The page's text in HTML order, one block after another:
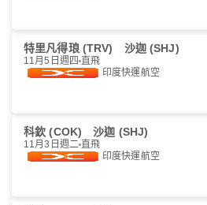
特里凡得琅 (TRV) 沙迦 (SHJ)
11月5日週四 直飛
印度快運航空
科欽 (COK) 沙迦 (SHJ)
11月3日週二 直飛
印度快運航空